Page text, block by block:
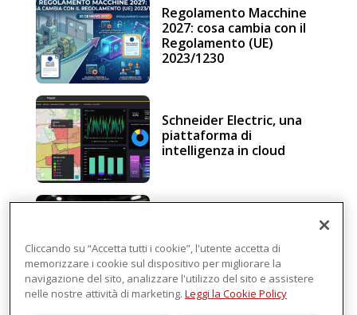
Regolamento Macchine
2027: cosa cambia con il
Regolamento (UE)
2023/1230
Schneider Electric, una
piattaforma di
intelligenza in cloud
Regolamento macchine
Cliccando su “Accetta tutti i cookie”, l'utente accetta di
memorizzare i cookie sul dispositivo per migliorare la
navigazione del sito, analizzare l'utilizzo del sito e assistere
nelle nostre attività di marketing. Leggi la Cookie Policy